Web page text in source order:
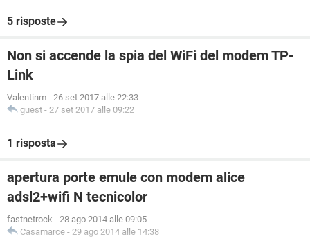
5 risposte
Non si accende la spia del WiFi del modem TP-
Link
Valentinm - 26 set 2017 alle 22:33
guest - 27 set 2017 alle 09:22
1 risposta
apertura porte emule con modem alice
adsl2+wifi N tecnicolor
fastnetrock - 28 ago 2014 alle 09:05
Casamarce - 29 ago 2014 alle 14:38